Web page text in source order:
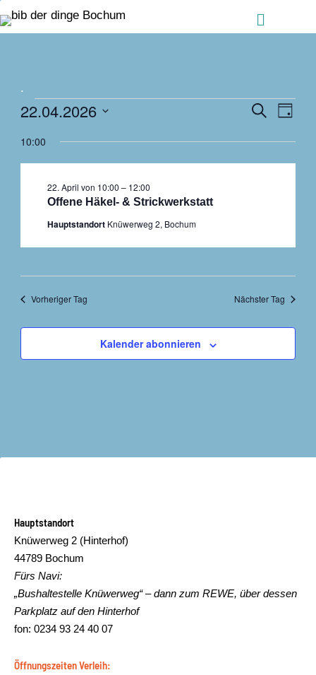
Menü
.
Veranstaltungen
für
22.
April
2026
Ansichten,
Suche
Tag
22.04.2026
10:00
Offene Häkel- & Strickwerkstatt
22. April von 10:00 – 12:00
Hauptstandort Knüwerweg 2, Bochum
Vorheriger Tag Nächster Tag
Kalender abonnieren
Hauptstandort
Knüwerweg 2 (Hinterhof)
44789 Bochum
Fürs Navi:
„Bushaltestelle Knüwerweg“ – dann zum REWE, über dessen
Parkplatz auf den Hinterhof
fon: 0234 93 24 40 07
Öffnungszeiten Verleih: